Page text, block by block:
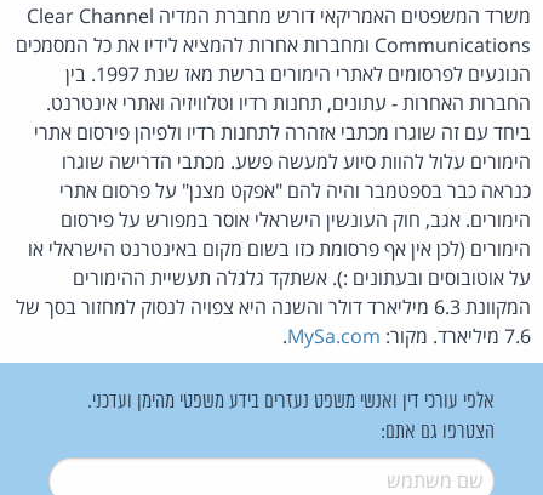
משרד המשפטים האמריקאי דורש מחברת המדיה Clear Channel
Communications ומחברות אחרות להמציא לידיו את כל המסמכים
הנוגעים לפרסומים לאתרי הימורים ברשת מאז שנת 1997. בין
החברות האחרות - עתונים, תחנות רדיו וטלוויזיה ואתרי אינטרנט.
ביחד עם זה שוגרו מכתבי אזהרה לתחנות רדיו ולפיהן פירסום אתרי
הימורים עלול להוות סיוע למעשה פשע. מכתבי הדרישה שוגרו
כנראה כבר בספטמבר והיה להם "אפקט מצנן" על פרסום אתרי
הימורים. אגב, חוק העונשין הישראלי אוסר במפורש על פירסום
הימורים (לכן אין אף פרסומת כזו בשום מקום באינטרנט הישראלי או
על אוטובוסים ובעתונים :). אשתקד גלגלה תעשיית ההימורים
המקוונת 6.3 מיליארד דולר והשנה היא צפויה לנסוק למחזור בסך של
7.6 מיליארד. מקור:
MySa.com
.
אלפי עורכי דין ואנשי משפט נעזרים בידע משפטי מהימן ועדכני.
הצטרפו גם אתם:
שם משתמש*